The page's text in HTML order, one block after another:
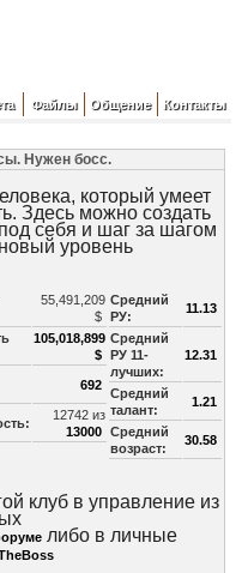
Файлы Общение Контакты
Нужен босс.
который умеет
Здесь можно создать
себя и шаг за шагом
уровень
55,491,209
$
105,018,899
$
692
12742 из
13000
Средний
РУ:
11.13
Средний
РУ 11-
лучших:
12.31
Средний
талант:
1.21
Средний
возраст:
30.58
клуб в управление из
либо в личные